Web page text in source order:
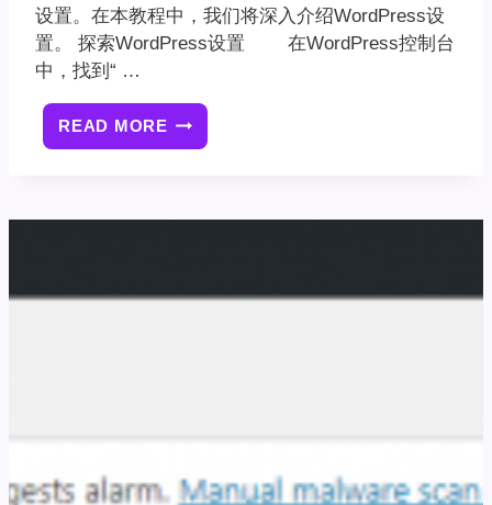
设置。在本教程中，我们将深入介绍WordPress设
置。 探索WordPress设置 在WordPress控制台
中，找到“ …
READ MORE [WORDPRESS
建
础
WORDPRESS